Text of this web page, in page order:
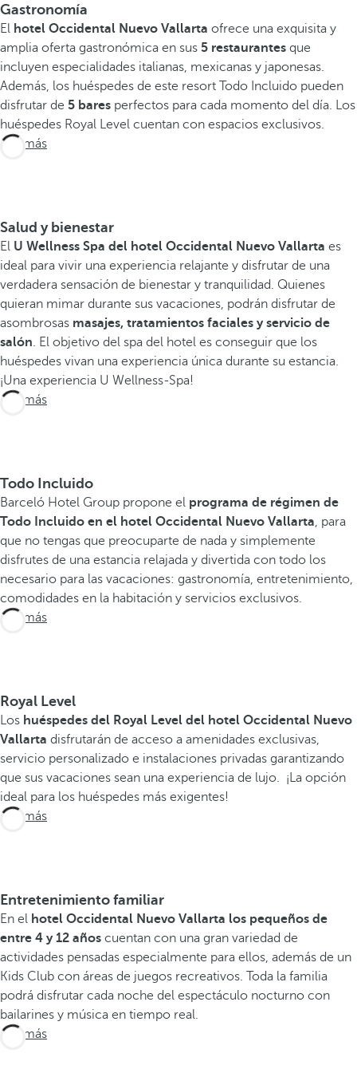
Gastronomía
El hotel Occidental Nuevo Vallarta ofrece una exquisita y
amplia oferta gastronómica en sus 5 restaurantes que
incluyen especialidades italianas, mexicanas y japonesas.
Además, los huéspedes de este resort Todo Incluido pueden
disfrutar de 5 bares perfectos para cada momento del día. Los
huéspedes Royal Level cuentan con espacios exclusivos.
Ver más
Salud y bienestar
El U Wellness Spa del hotel Occidental Nuevo Vallarta es
ideal para vivir una experiencia relajante y disfrutar de una
verdadera sensación de bienestar y tranquilidad. Quienes
quieran mimar durante sus vacaciones, podrán disfrutar de
asombrosas masajes, tratamientos faciales y servicio de
salón . El objetivo del spa del hotel es conseguir que los
huéspedes vivan una experiencia única durante su estancia.
¡Una experiencia U Wellness-Spa!
Ver más
Todo Incluido
Barceló Hotel Group propone el programa de régimen de
Todo Incluido en el hotel Occidental Nuevo Vallarta , para
que no tengas que preocuparte de nada y simplemente
disfrutes de una estancia relajada y divertida con todo los
necesario para las vacaciones: gastronomía, entretenimiento,
comodidades en la habitación y servicios exclusivos.
Ver más
Royal Level
Los huéspedes del Royal Level del hotel Occidental Nuevo
Vallarta disfrutarán de acceso a amenidades exclusivas,
servicio personalizado e instalaciones privadas garantizando
que sus vacaciones sean una experiencia de lujo. ¡La opción
ideal para los huéspedes más exigentes!
Ver más
Entretenimiento familiar
En el hotel Occidental Nuevo Vallarta los pequeños de
entre 4 y 12 años cuentan con una gran variedad de
actividades pensadas especialmente para ellos, además de un
Kids Club con áreas de juegos recreativos. Toda la familia
podrá disfrutar cada noche del espectáculo nocturno con
bailarines y música en tiempo real.
Ver más